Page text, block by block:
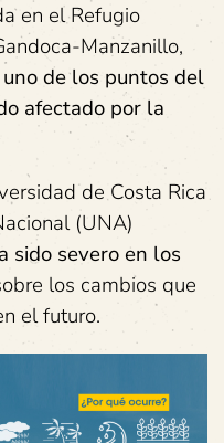
en el Refugio
Manzanillo,
uno de los puntos del
afectado por la
de Costa Rica
(UNA)
sido severo en los
los cambios que
el futuro.